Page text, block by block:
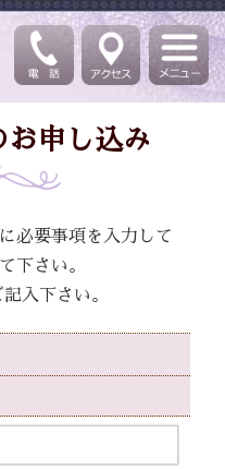
お申し込み
必要事項を入力して
下さい。
入下さい。